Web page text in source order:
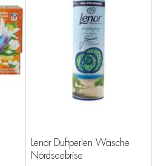
Lenor Duftperlen Wäsche
Nordseebrise